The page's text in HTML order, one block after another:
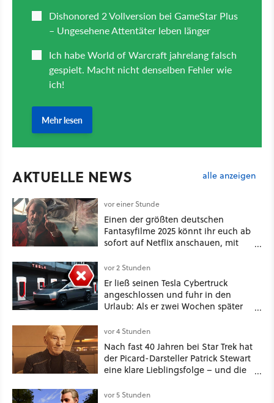
AKTUELLE NEWS alle anzeigen
vor einer Stunde
Einen der größten deutschen
Fantasyfilme 2025 könnt ihr euch ab
sofort auf Netflix anschauen, mit
vor 2 Stunden
Er ließ seinen Tesla Cybertruck
angeschlossen und fuhr in den
Urlaub: Als er zwei Wochen später
mehr an [Best of GameStar]
vor 4 Stunden
Nach fast 40 Jahren bei Star Trek hat
der Picard-Darsteller Patrick Stewart
eine klare Lieblingsfolge – und die
vor 5 Stunden